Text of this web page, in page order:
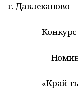
г. Давлеканово
«Край